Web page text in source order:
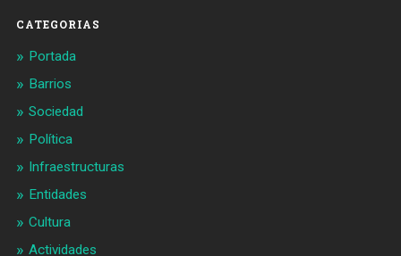
CATEGORIAS
Portada
Barrios
Sociedad
Política
Infraestructuras
Entidades
Cultura
Actividades